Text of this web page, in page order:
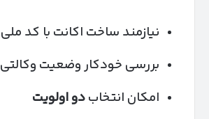
نیازمند ساخت اکانت با کد ملی
بررسی خودکار وضعیت وکالتی
امکان انتخابدو اولویت